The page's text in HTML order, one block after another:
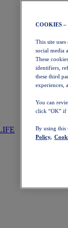
COOKIES –
This site
social media
These
identifiers,
these third
experiences,
You can
click “OK” if
By using this
Policy,